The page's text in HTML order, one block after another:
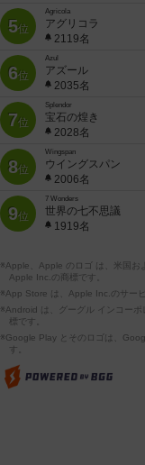
5位
Agricola
アグリコラ
2119名
6位
Azul
アズール
2035名
7位
Splendor
宝石の煌き
2028名
8位
Wingspan
ウイングスパン
2006名
9位
7 Wonders
世界の七不思議
1919名
※Apple、Apple のロゴ は、米国お
Apple Inc.の商標です。
※App Store は、Apple Inc.のサービ
※Android は、グーグル インコーポ
標です。
※Google Play とそのロゴは、
す。